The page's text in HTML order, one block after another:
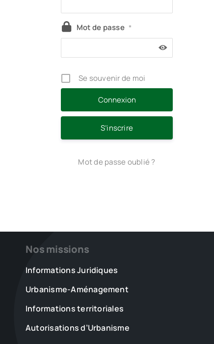
Mot de passe *
Se souvenir de moi
S’inscrire
Mot de passe oublié ?
Nos missions
Informations Juridiques
Urbanisme-Aménagement
Informations territoriales
Autorisations d’Urbanisme